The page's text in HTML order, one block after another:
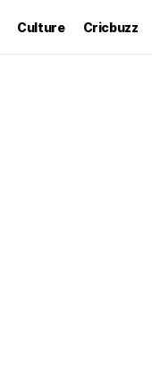
Culture Cricbuzz